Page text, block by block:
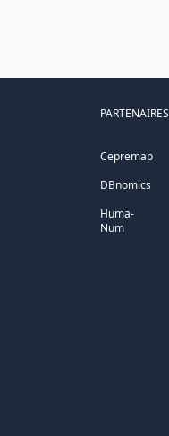
PARTENAIRES
Cepremap
DBnomics
Huma-
Num